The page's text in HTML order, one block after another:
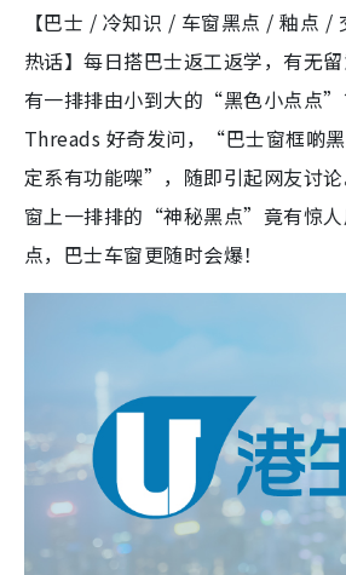
【巴士 / 冷知识 / 车窗黑点 / 釉点 /
热话】每日搭巴士返工返学，有无
有一排排由小到大的“黑色小点点”
Threads 好奇发问，“巴士窗框啲黑
定系有功能㗎”，随即引起网友讨
窗上一排排的“神秘黑点”竟有惊人
点，巴士车窗更随时会爆！